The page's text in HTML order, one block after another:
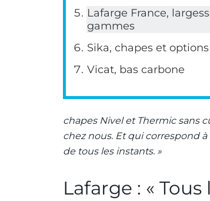
Lafarge France,
gammes
Sika, chapes et options
Vicat, bas carbone
chapes Nivel et Thermic sans
chez nous. Et qui correspond
de tous les instants. »
Lafarge : «